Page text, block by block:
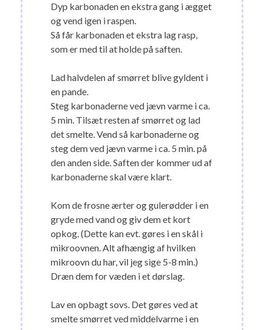
Dyp karbonaden en ekstra gang i ægget
og vend igen i raspen.
Så får karbonaden et ekstra lag rasp,
som er med til at holde på saften.
Lad halvdelen af smørret blive gyldent i
en pande.
Steg karbonaderne ved jævn varme i ca.
5 min. Tilsæt resten af smørret og lad
det smelte. Vend så karbonaderne og
steg dem ved jævn varme i ca. 5 min. på
den anden side. Saften der kommer ud af
karbonaderne skal være klart.
Kom de frosne ærter og gulerødder i en
gryde med vand og giv dem et kort
opkog. (Dette kan evt. gøres i en skål i
mikroovnen. Alt afhængig af hvilken
mikroovn du har, vil jeg sige 5-8 min.)
Dræn dem for væden i et dørslag.
Lav en opbagt sovs. Det gøres ved at
smelte smørret ved middelvarme i en